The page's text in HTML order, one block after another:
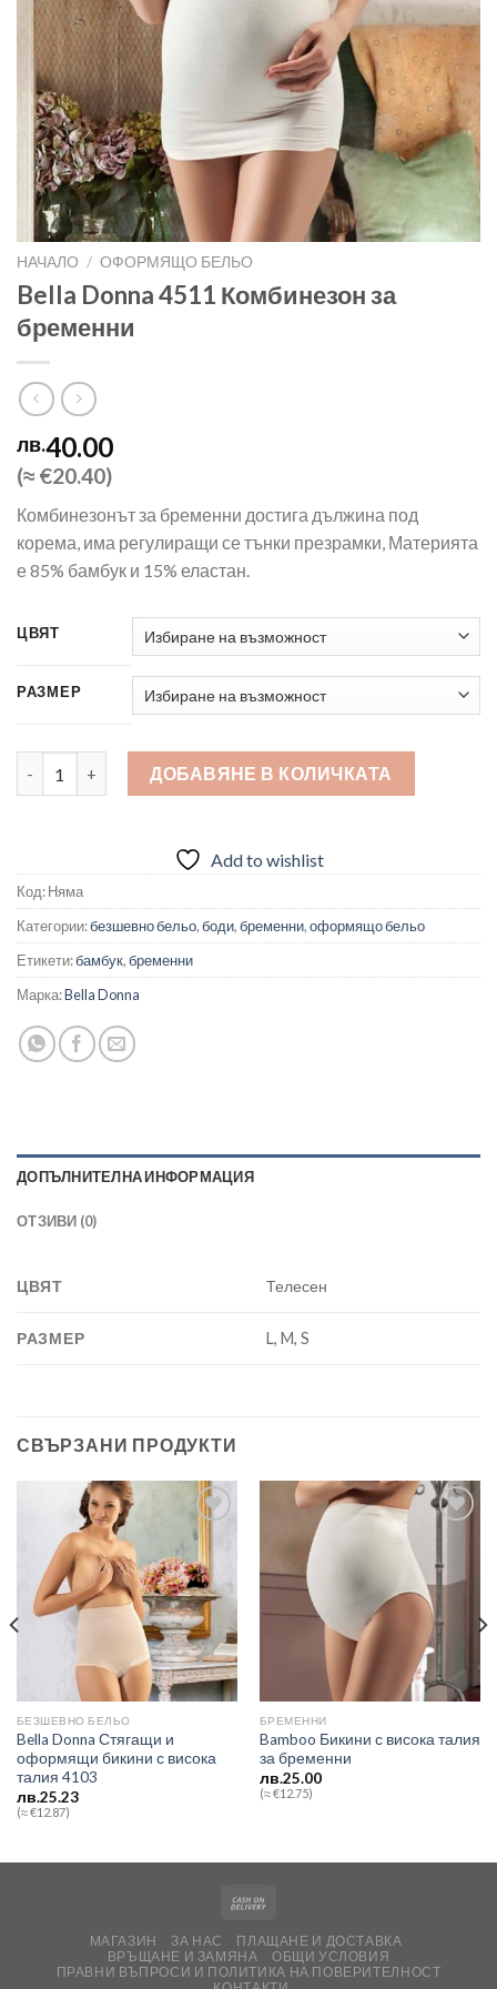
НАЧАЛО / ОФОРМЯЩО БЕЛЬО
Bella Donna 4511 Комбинезон за
бременни
лв.40.00
(≈ €20.40)
Комбинезонът за бременни достига дължина под
корема, има регулиращи се тънки презрамки, Материята
е 85% бамбук и 15% еластан.
ЦВЯТ
РАЗМЕР
количество за Bella Donna 4511 Комбинезон за бременни
ДОБАВЯНЕ В КОЛИЧКАТА
Add to wishlist
Код:Няма
Категории:безшевно бельо,боди,бременни,оформящо бельо
Етикети:бамбук,бременни
Марка:Bella Donna
ДОПЪЛНИТЕЛНА ИНФОРМАЦИЯ
ОТЗИВИ (0)
ЦВЯТ Телесен
РАЗМЕР L, M, S
СВЪРЗАНИ ПРОДУКТИ
Add to
wishlist
БЕЗШЕВНО БЕЛЬО
Bella Donna Стягащи и
оформящи бикини с висока
талия 4103
лв.25.23
(≈ €12.87)
Add to
wishlist
БРЕМЕННИ
Bamboo Бикини с висока талия
за бременни
лв.25.00
(≈ €12.75)
МАГАЗИН ЗА НАС
ПЛАЩАНЕ И ДОСТАВКА
ВРЪЩАНЕ И ЗАМЯНА
ОБЩИ УСЛОВИЯ
ПРАВНИ ВЪПРОСИ И ПОЛИТИКА НА ПОВЕРИТЕЛНОСТ